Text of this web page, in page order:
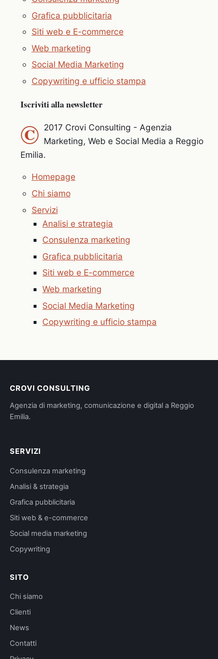
Grafica pubblicitaria
Siti web e E-commerce
Web marketing
Social Media Marketing
Copywriting e ufficio stampa
Iscriviti alla newsletter
© 2017 Crovi Consulting - Agenzia
Marketing, Web e Social Media a Reggio
Emilia.
Homepage
Chi siamo
Servizi
Analisi e strategia
Consulenza marketing
Grafica pubblicitaria
Siti web e E-commerce
Web marketing
Social Media Marketing
Copywriting e ufficio stampa
CROVI CONSULTING
Agenzia di marketing, comunicazione e digital a Reggio
Emilia.
SERVIZI
Consulenza marketing
Analisi & strategia
Grafica pubblicitaria
Siti web & e-commerce
Social media marketing
Copywriting
SITO
Chi siamo
Clienti
News
Contatti